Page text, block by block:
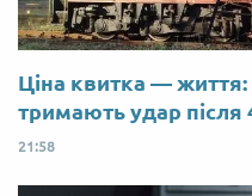
Ціна квитка — життя:
тримають удар після
21:58